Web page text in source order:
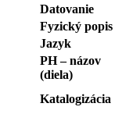
Datovanie
Fyzický popis
Jazyk
PH – názov
(diela)
Katalogizácia